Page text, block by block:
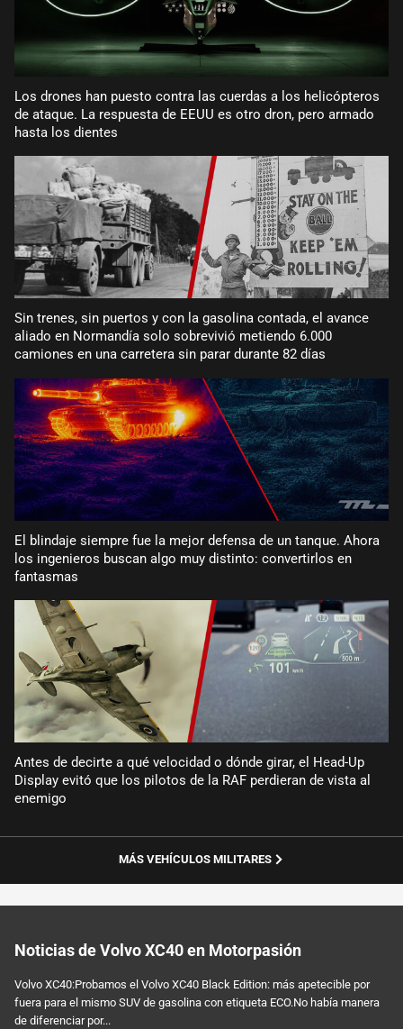
Los drones han puesto contra las cuerdas a los helicópteros
de ataque. La respuesta de EEUU es otro dron, pero armado
hasta los dientes
Sin trenes, sin puertos y con la gasolina contada, el avance
aliado en Normandía solo sobrevivió metiendo 6.000
camiones en una carretera sin parar durante 82 días
El blindaje siempre fue la mejor defensa de un tanque. Ahora
los ingenieros buscan algo muy distinto: convertirlos en
fantasmas
Antes de decirte a qué velocidad o dónde girar, el Head-Up
Display evitó que los pilotos de la RAF perdieran de vista al
enemigo
MÁS VEHÍCULOS MILITARES
Noticias de Volvo XC40 en Motorpasión
Volvo XC40:Probamos el Volvo XC40 Black Edition: más apetecible por
fuera para el mismo SUV de gasolina con etiqueta ECO.No había manera
de diferenciar por...